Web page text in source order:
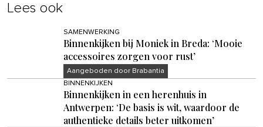
Lees ook
SAMENWERKING
Binnenkijken bij Moniek in Breda: ‘Mooie
accessoires zorgen voor rust’
Aangeboden door Brabantia
BINNENKIJKEN
Binnenkijken in een herenhuis in
Antwerpen: ‘De basis is wit, waardoor de
authentieke details beter uitkomen’